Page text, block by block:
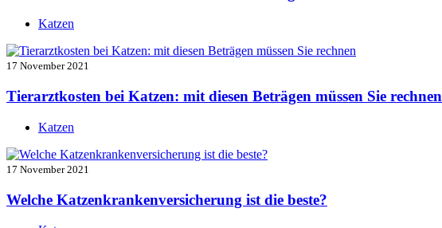
Katzen
17 November 2021
Tierarztkosten bei Katzen: mit diesen Beträgen müssen Sie rechnen
Katzen
17 November 2021
Welche Katzenkrankenversicherung ist die beste?